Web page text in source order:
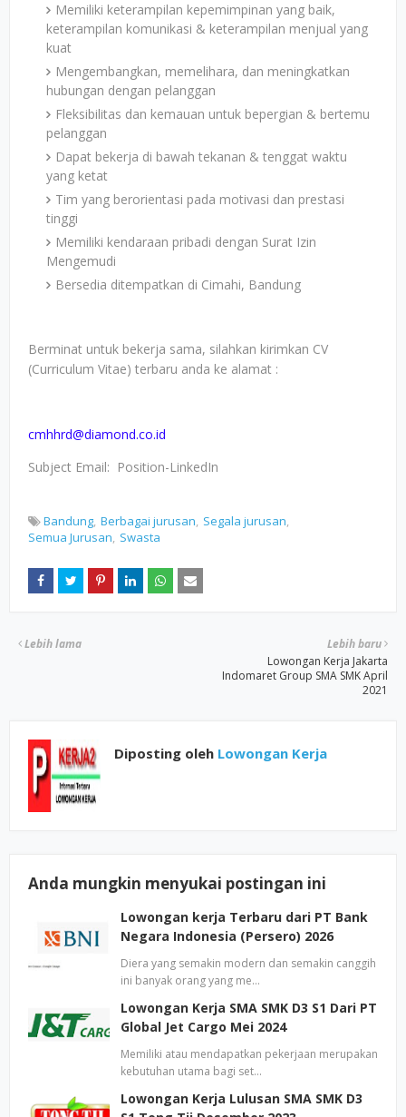
Memiliki keterampilan kepemimpinan yang baik,
keterampilan komunikasi & keterampilan menjual yang
kuat
Mengembangkan, memelihara, dan meningkatkan
hubungan dengan pelanggan
Fleksibilitas dan kemauan untuk bepergian & bertemu
pelanggan
Dapat bekerja di bawah tekanan & tenggat waktu
yang ketat
Tim yang berorientasi pada motivasi dan prestasi
tinggi
Memiliki kendaraan pribadi dengan Surat Izin
Mengemudi
Bersedia ditempatkan di Cimahi, Bandung
Berminat untuk bekerja sama, silahkan kirimkan CV
(Curriculum Vitae) terbaru anda ke alamat :
cmhhrd@diamond.co.id
Subject Email: Position-LinkedIn
Bandung Berbagai jurusan Segala jurusan
Semua Jurusan Swasta
Lebih baru
Lowongan Kerja Jakarta
Indomaret Group SMA SMK April
2021
Lebih lama
Diposting oleh Lowongan Kerja
Anda mungkin menyukai postingan ini
Lowongan kerja Terbaru dari PT Bank
Negara Indonesia (Persero) 2026
Diera yang semakin modern dan semakin canggih
ini banyak orang yang me…
Lowongan Kerja SMA SMK D3 S1 Dari PT
Global Jet Cargo Mei 2024
Memiliki atau mendapatkan pekerjaan merupakan
kebutuhan utama bagi set…
Lowongan Kerja Lulusan SMA SMK D3